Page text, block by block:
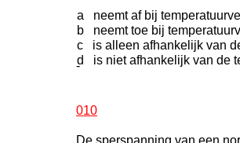
a neemt af bij
b neemt toe bij
c is alleen afhankelijk van
d is niet afhankelijk van de
-
010
De sperspanning van een